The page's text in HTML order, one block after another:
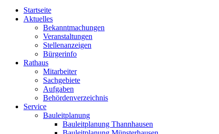
Startseite
Aktuelles
Bekanntmachungen
Veranstaltungen
Stellenanzeigen
Bürgerinfo
Rathaus
Mitarbeiter
Sachgebiete
Aufgaben
Behördenverzeichnis
Service
Bauleitplanung
Bauleitplanung Thannhausen